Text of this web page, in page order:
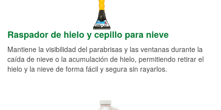
Raspador de hielo y cepillo para nieve
Mantiene la visibilidad del parabrisas y las ventanas durante la
caída de nieve o la acumulación de hielo, permitiendo retirar el
hielo y la nieve de forma fácil y segura sin rayarlos.